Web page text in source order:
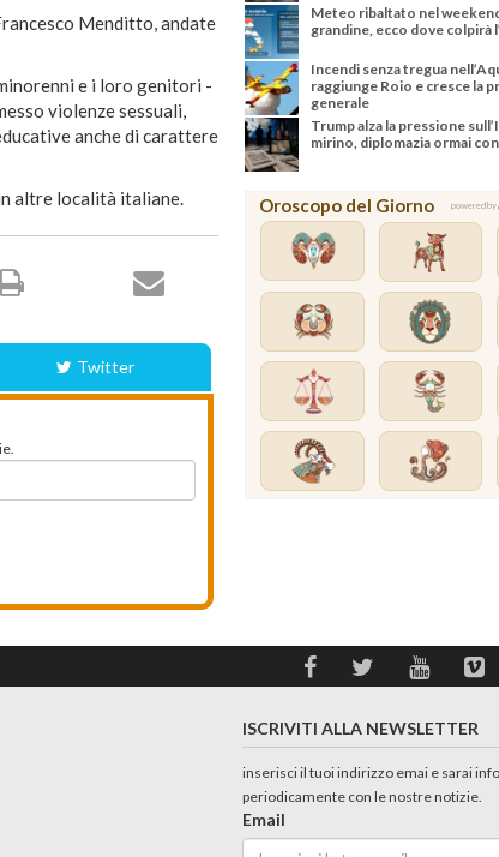
Menditto, andate
e i loro genitori -
violenze sessuali,
anche di carattere
altre località italiane.
Twitter
Meteo ribaltato nel
grandine, ecco dove colpirà
Incendi senza tregua
raggiunge Roio e cresce la
generale
Trump alza la pressione
mirino, diplomazia ormai
Oroscopo del Giorno powered by
ISCRIVITI ALLA NEWSLETTER
inserisci il tuoi indirizzo emai e sarai
periodicamente con le nostre notizie.
Email